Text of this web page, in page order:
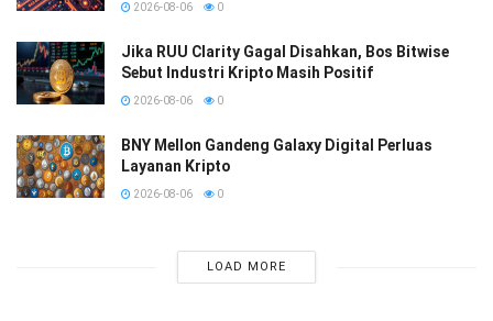
2026-08-06 0
Jika RUU Clarity Gagal Disahkan, Bos Bitwise
Sebut Industri Kripto Masih Positif
2026-08-06 0
BNY Mellon Gandeng Galaxy Digital Perluas
Layanan Kripto
2026-08-06 0
LOAD MORE